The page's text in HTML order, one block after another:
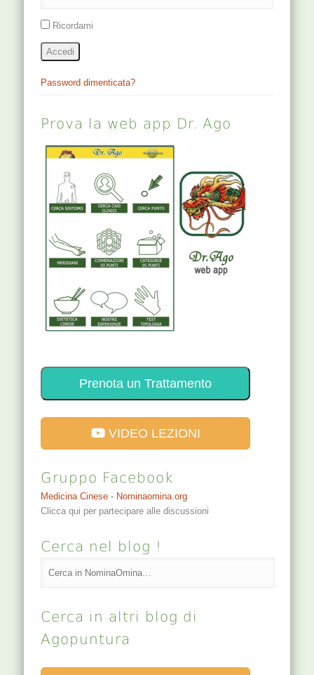
Ricordami
Accedi
Password dimenticata?
Prova la web app Dr. Ago
Prenota un Trattamento
VIDEO LEZIONI
Gruppo Facebook
Medicina Cinese - Nominaomina.org
Clicca qui per partecipare alle discussioni
Cerca nel blog !
Cerca in altri blog di
Agopuntura